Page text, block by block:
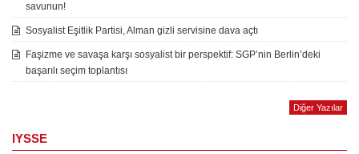
savunun!
Sosyalist Eşitlik Partisi, Alman gizli servisine dava açtı
Faşizme ve savaşa karşı sosyalist bir perspektif: SGP’nin Berlin’deki
başarılı seçim toplantısı
Diğer Yazılar
IYSSE